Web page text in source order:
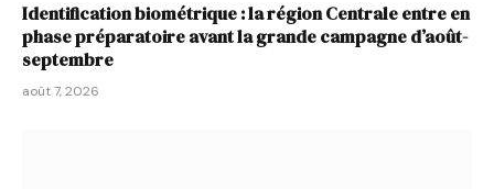
Identification biométrique : la région Centrale entre en
phase préparatoire avant la grande campagne d’août-
septembre
août 7, 2026